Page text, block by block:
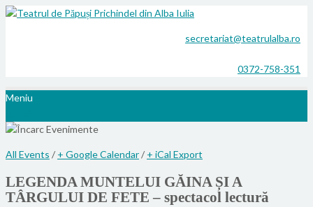
secretariat@teatrulalba.ro
0372-758-351
Meniu
All Events / + Google Calendar/ + iCal Export
LEGENDA MUNTELUI GĂINA ȘI A
TÂRGULUI DE FETE – spectacol lectură